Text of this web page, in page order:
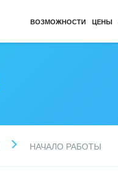
ВОЗМОЖНОСТИ ЦЕНЫ
НАЧАЛО РАБОТЫ